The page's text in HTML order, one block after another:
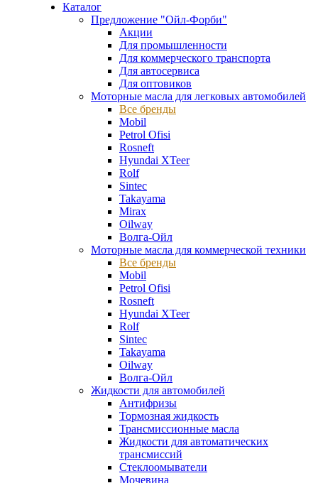
Каталог
Предложение "Ойл-Форби"
Акции
Для промышленности
Для коммерческого транспорта
Для автосервиса
Для оптовиков
Моторные масла для легковых автомобилей
Все бренды
Mobil
Petrol Ofisi
Rosneft
Hyundai XTeer
Rolf
Sintec
Takayama
Mirax
Oilway
Волга-Ойл
Моторные масла для коммерческой техники
Все бренды
Mobil
Petrol Ofisi
Rosneft
Hyundai XTeer
Rolf
Sintec
Takayama
Oilway
Волга-Ойл
Жидкости для автомобилей
Антифризы
Тормозная жидкость
Трансмиссионные масла
Жидкости для автоматических
трансмиссий
Стеклоомыватели
Мочевина